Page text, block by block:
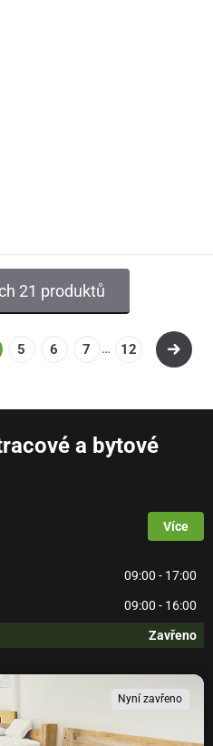
21 produktů
5 6 7 … 12
a bytové
Více
09:00 - 17:00
09:00 - 16:00
Zavřeno
Nyní zavřeno